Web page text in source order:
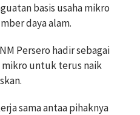
basis usaha mikro
daya alam.
Persero hadir sebagai
mikro untuk terus naik
sama antaa pihaknya